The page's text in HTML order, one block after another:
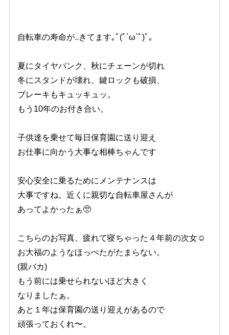
自転車の寿命が..きてます｡ﾟ(ﾟ´ω`ﾟ)ﾟ｡
夏にタイヤパンク、秋にチェーンが切れ
冬にスタンドが壊れ、鍵ロックも破損、
ブレーキもキュッキュッ。
もう10年のお付き合い。
子供達を乗せて毎日保育園に送り迎え
お仕事に向かう大事な相棒ちゃんです
安心安全に乗るためにメンテナンスは
大事ですね。近くに親切な自転車屋さんが
あってよかったぁ🥺
こちらのお写真、疲れて寝ちゃった４年前の次女☺️
お大福のようなほっぺたがたまらない。
(親バカ)
もう前には乗せられないほど大きく
なりましたぁ。
あと１年は保育園の送り迎えがあるので
頑張っておくれ〜。